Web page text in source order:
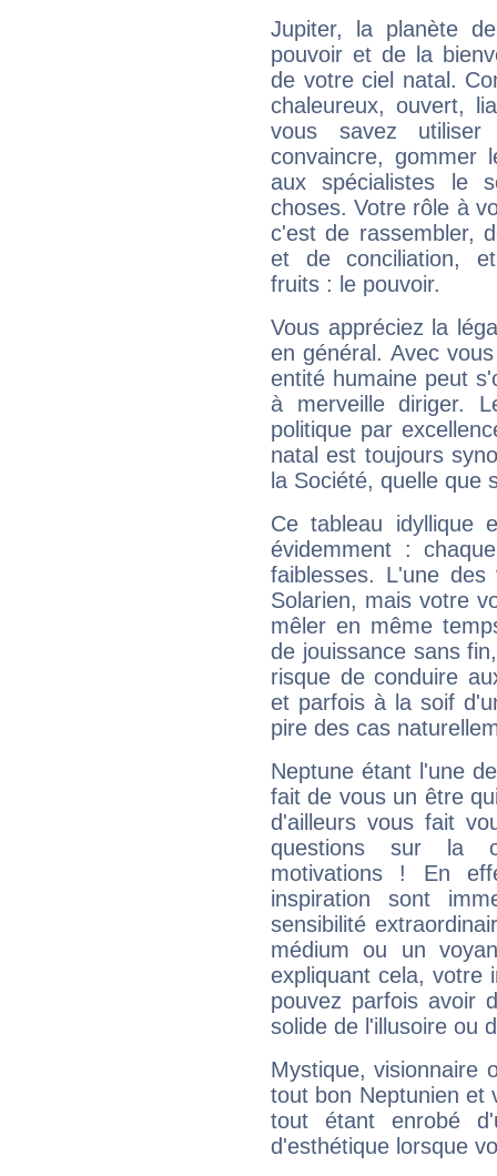
Jupiter, la planète
pouvoir et de la
de votre ciel natal.
chaleureux, ouvert,
vous savez
convaincre, gommer
aux spécialistes le
choses. Votre rôle à
c'est de rassembler,
et de conciliation,
fruits : le pouvoir.
Vous appréciez la
en général. Avec
entité humaine peut
à merveille diriger.
politique par
natal est toujours
la Société, quelle que
Ce tableau idyllique
évidemment :
faiblesses. L'une
Solarien, mais votre
mêler en même
de jouissance sans
risque de conduire
et parfois à la soif
pire des cas
Neptune étant l'une
fait de vous un être
d'ailleurs vous fait
questions sur la
motivations ! En
inspiration sont
sensibilité
médium ou un
expliquant cela, votre
pouvez parfois avoir
solide de l'illusoire ou
Mystique, visionnaire
tout bon Neptunien et
tout étant enrobé
d'esthétique lorsque